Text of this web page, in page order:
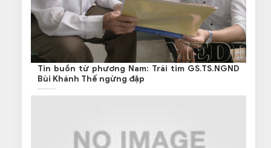
Tin buồn từ phương Nam: Trái tim GS.TS.NGND
Bùi Khánh Thế ngừng đập